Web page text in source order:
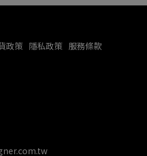
政策 隱私政策 服務條款